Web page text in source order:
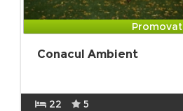
Promovat
Conacul Ambient
22 5